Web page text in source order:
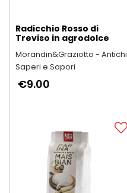
Radicchio Rosso di
Treviso in agrodolce
Morandin&Graziotto - Antichi
Saperi e Sapori
€9.00